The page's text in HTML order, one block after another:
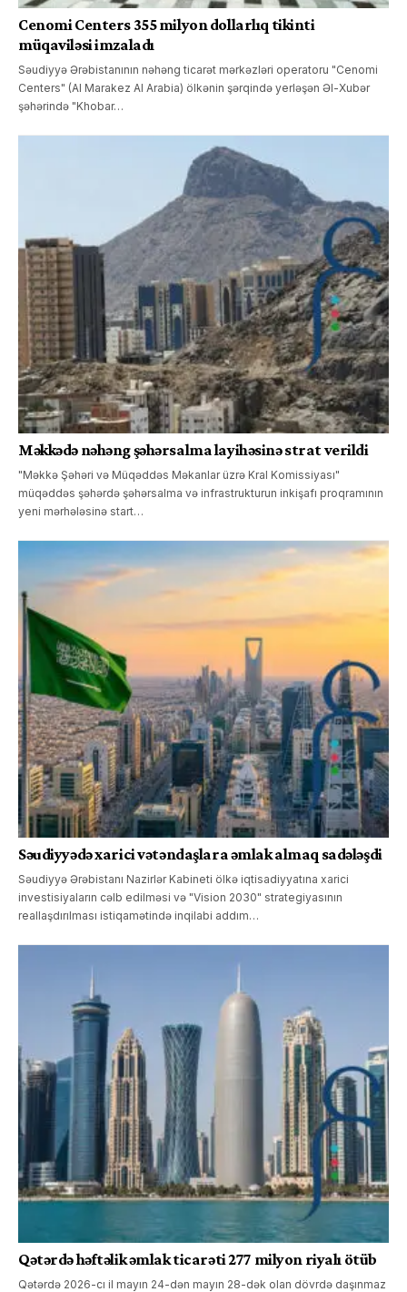
Cenomi Centers 355 milyon dollarlıq tikinti
müqaviləsi imzaladı
Səudiyyə Ərəbistanının nəhəng ticarət mərkəzləri operatoru "Cenomi
Centers" (Al Marakez Al Arabia) ölkənin şərqində yerləşən Əl-Xubər
şəhərində "Khobar…
Məkkədə nəhəng şəhərsalma layihəsinə strat verildi
"Məkkə Şəhəri və Müqəddəs Məkanlar üzrə Kral Komissiyası"
müqəddəs şəhərdə şəhərsalma və infrastrukturun inkişafı proqramının
yeni mərhələsinə start…
Səudiyyədə xarici vətəndaşlara əmlak almaq sadələşdi
Səudiyyə Ərəbistanı Nazirlər Kabineti ölkə iqtisadiyyatına xarici
investisiyaların cəlb edilməsi və "Vision 2030" strategiyasının
reallaşdırılması istiqamətində inqilabi addım…
Qətərdə həftəlik əmlak ticarəti 277 milyon riyalı ötüb
Qətərdə 2026-cı il mayın 24-dən mayın 28-dək olan dövrdə daşınmaz